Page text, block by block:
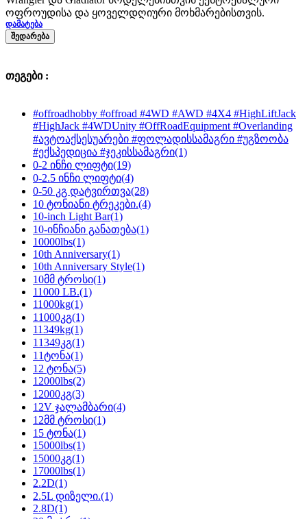
ოფროუდისა და ყოველდღიური მოხმარებისთვის.
ᲓᲐᲛᲐᲢᲔᲑᲐ
ᲨᲔᲓᲐᲠᲔᲑᲐ
თეგები :
#offroadhobby #offroad #4WD #AWD #4X4 #HighLiftJack
#HighJack #4WDUnity #OffRoadEquipment #Overlanding
#ავტოაქსესუარები #ფოლადისსამაგრი #უგზოობა
#ექსპედიცია #ჯეკისსამაგრი(1)
0-2 ინჩი ლიფტი(19)
0-2.5 ინჩი ლიფტი(4)
0-50 კგ დატვირთვა(28)
10 ტონიანი ტრეკები.(4)
10-inch Light Bar(1)
10-ინჩიანი განათება(1)
10000lbs(1)
10th Anniversary(1)
10th Anniversary Style(1)
10მმ ტროსი(1)
11000 LB.(1)
11000kg(1)
11000კგ(1)
11349kg(1)
11349კგ(1)
11ტონა(1)
12 ტონა(5)
12000lbs(2)
12000კგ(3)
12V ჯალამბარი(4)
12მმ ტროსი(1)
15 ტონა(1)
15000lbs(1)
15000კგ(1)
17000lbs(1)
2.2D(1)
2.5L დიზელი.(1)
2.8D(1)